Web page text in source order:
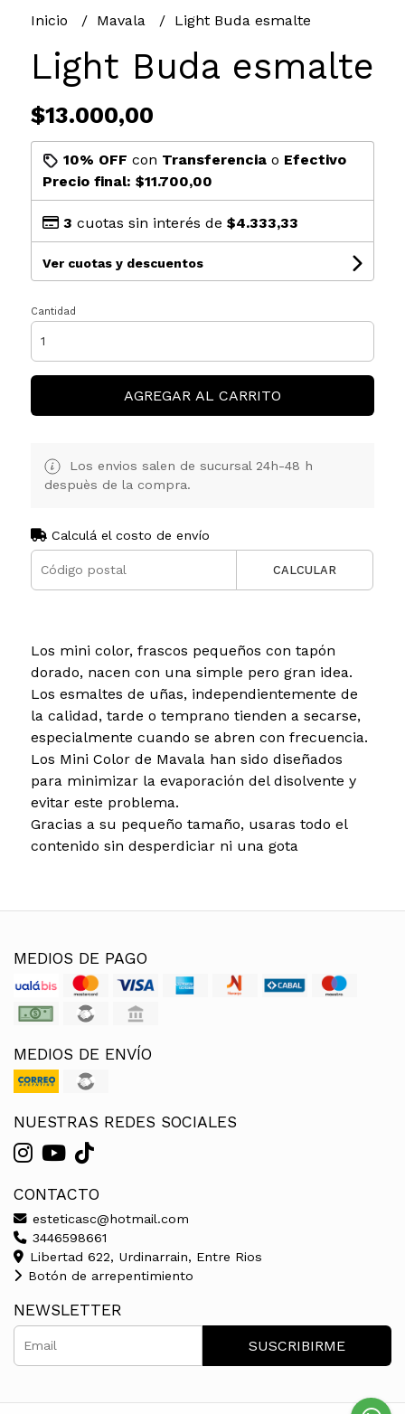
Inicio Mavala Light Buda esmalte
Light Buda esmalte
$13.000,00
10% OFF con Transferenciao Efectivo
Precio final: $11.700,00
3 cuotas sin interés de $4.333,33
Ver cuotas y descuentos
Cantidad
AGREGAR AL CARRITO
Los envios salen de sucursal 24h-48 h
despuès de la compra.
Calculá el costo de envío
CALCULAR
Los mini color, frascos pequeños con tapón
dorado, nacen con una simple pero gran idea.
Los esmaltes de uñas, independientemente de
la calidad, tarde o temprano tienden a secarse,
especialmente cuando se abren con frecuencia.
Los Mini Color de Mavala han sido diseñados
para minimizar la evaporación del disolvente y
evitar este problema.
Gracias a su pequeño tamaño, usaras todo el
contenido sin desperdiciar ni una gota
MEDIOS DE PAGO
MEDIOS DE ENVÍO
NUESTRAS REDES SOCIALES
CONTACTO
esteticasc@hotmail.com
3446598661
Libertad 622, Urdinarrain, Entre Rios
Botón de arrepentimiento
NEWSLETTER
SUSCRIBIRME